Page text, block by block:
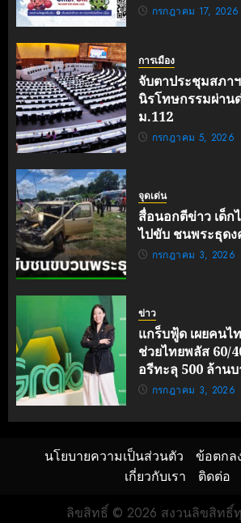
กรกฎาคม 17, 2026
การเมือง
จับตาประชุมสภา
นิรโทษกรรมผ่าน
ม.112
กรกฎาคม 5, 2026
จุดเด่น
สื่อนอกตีข่าว เด็ก
ไปขับ ชนพระธุด
กรกฎาคม 3, 2026
ข่าว
แกร็บฟู้ด เผยคน
ช่วยไทยพลัส 60/
อรีทะลุ 500 ล้าน
กรกฎาคม 3, 2026
นโยบายความเป็นส่วนตัว
ข้อตกล
เกี่ยวกับเรา
ติดต่อ
ลิขสิทธิ์ © 2026 สงวนลิขสิทธิ์